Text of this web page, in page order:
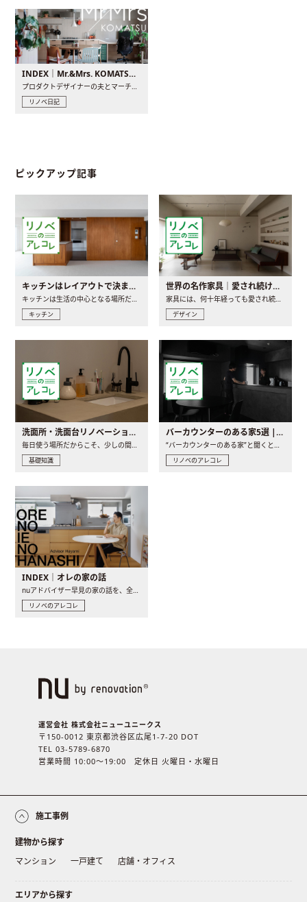
INDEX｜Mr.&Mrs. KOMATSU renovation diary
リノベ日記
ピックアップ記事
キッチンはレイアウトで決まる。後悔しないための考え方と選び方
キッチンは生活の中心となる場所だからこそ、家の中のどこに置..
キッチン
世界の名作家具｜愛され続ける理由と一生モノとの出会い方
家具には、何十年経っても愛され続ける「名作」と呼ばれるもの..
デザイン
洗面所・洗面台リノベーションの事例と間取りアイデア
基礎知識
バーカウンターのある家5選 | 日常に馴染む“距離の近い”キッチンとは
リノベのアレコレ
INDEX｜オレの家の話
nuアドバイザー早見の家の話を、全4話でお届け。リノベーションを..
リノベのアレコレ
運営会社 株式会社ニューユニークス
〒150-0012 東京都渋谷区広尾1-7-20 DOT
TEL 03-5789-6870
営業時間 10:00〜19:00 定休日 火曜日・水曜日
施工事例
建物から探す
マンション
一戸建て 店舗・オフィス
エリアから探す